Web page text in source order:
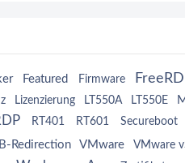
Featured Firmware
Lizenzierung LT550A LT550E
RT401 RT601 Secureboot
Redirection VMware VMware